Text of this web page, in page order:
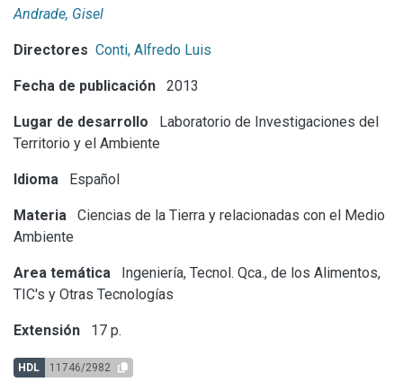
Andrade, Gisel
Directores Conti, Alfredo Luis
Fecha de publicación 2013
Lugar de desarrollo
Laboratorio de Investigaciones del
Territorio y el Ambiente
Idioma Español
Materia
Ciencias de la Tierra y relacionadas con el Medio
Ambiente
Area temática
Ingeniería, Tecnol. Qca., de los Alimentos,
TIC's y Otras Tecnologías
Extensión 17 p.
HDL 11746/2982